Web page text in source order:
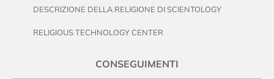
DESCRIZIONE DELLA RELIGIONE DI SCIENTOLOGY
RELIGIOUS TECHNOLOGY CENTER
CONSEGUIMENTI